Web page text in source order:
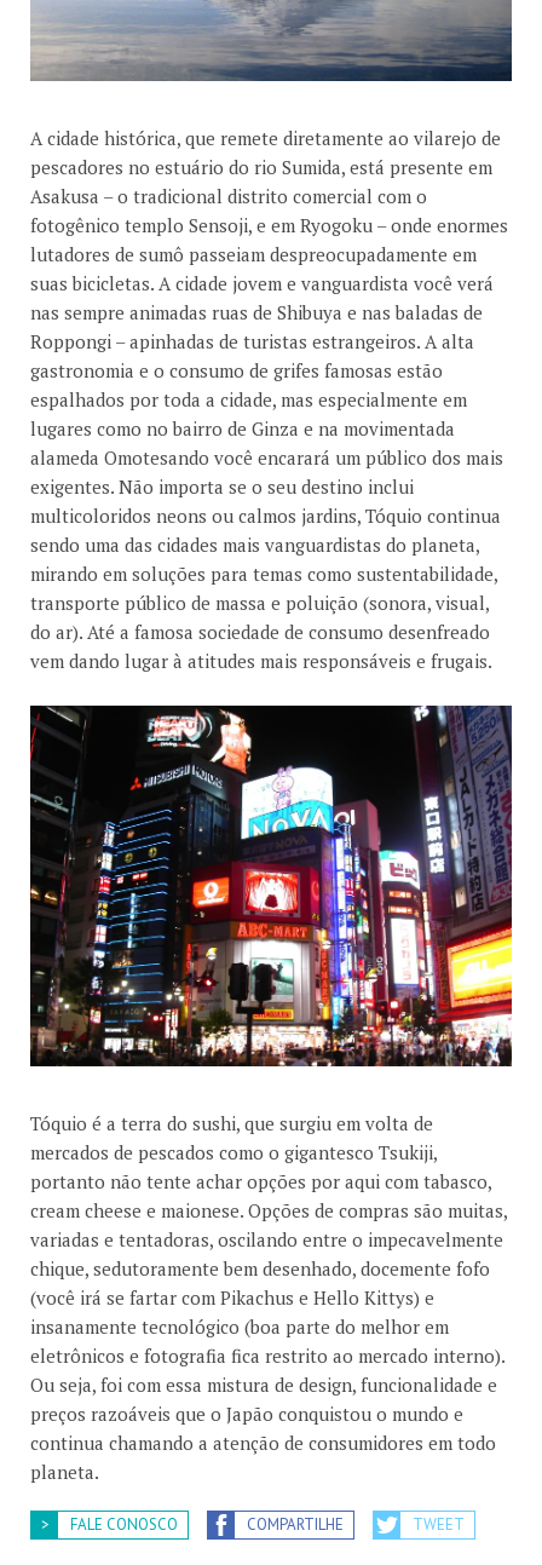
A cidade histórica, que remete diretamente ao vilarejo de
pescadores no estuário do rio Sumida, está presente em
Asakusa – o tradicional distrito comercial com o
fotogênico templo Sensoji, e em Ryogoku – onde enormes
lutadores de sumô passeiam despreocupadamente em
suas bicicletas. A cidade jovem e vanguardista você verá
nas sempre animadas ruas de Shibuya e nas baladas de
Roppongi – apinhadas de turistas estrangeiros. A alta
gastronomia e o consumo de grifes famosas estão
espalhados por toda a cidade, mas especialmente em
lugares como no bairro de Ginza e na movimentada
alameda Omotesando você encarará um público dos mais
exigentes. Não importa se o seu destino inclui
multicoloridos neons ou calmos jardins, Tóquio continua
sendo uma das cidades mais vanguardistas do planeta,
mirando em soluções para temas como sustentabilidade,
transporte público de massa e poluição (sonora, visual,
do ar). Até a famosa sociedade de consumo desenfreado
vem dando lugar à atitudes mais responsáveis e frugais.
Tóquio é a terra do sushi, que surgiu em volta de
mercados de pescados como o gigantesco Tsukiji,
portanto não tente achar opções por aqui com tabasco,
cream cheese e maionese. Opções de compras são muitas,
variadas e tentadoras, oscilando entre o impecavelmente
chique, sedutoramente bem desenhado, docemente fofo
(você irá se fartar com Pikachus e Hello Kittys) e
insanamente tecnológico (boa parte do melhor em
eletrônicos e fotografia fica restrito ao mercado interno).
Ou seja, foi com essa mistura de design, funcionalidade e
preços razoáveis que o Japão conquistou o mundo e
continua chamando a atenção de consumidores em todo
planeta.
FALE CONOSCO COMPARTILHE TWEET